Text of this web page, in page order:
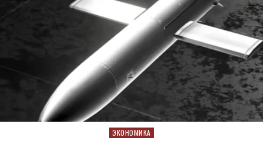
Posted in
ЭКОНОМИКА